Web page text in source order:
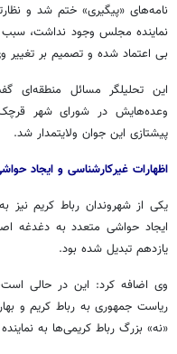
نامه‌های «پیگیری» ختم شد و
نماینده مجلس وجود نداشت، سبب
بی اعتماد شده و تصمیم بر تغییر
این تحلیلگر مسائل
وعده‌هایش در شورای شهر
پیشتازی این جوان ولایتمدار شد.
اظهارات غیرکارشناسی و ایجاد
یکی از شهروندان رباط کریم نیز به
ایجاد حواشی متعدد به دغدغه
یازدهم تبدیل شده بود.
وی اضافه کرد: این در حالی
ریاست جمهوری به رباط کریم و
«نه» بزرگ رباط کریمی‌ها به